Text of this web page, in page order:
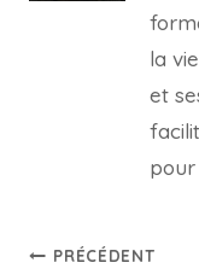
la
et
pour
Navigation
PRÉCÉDENT